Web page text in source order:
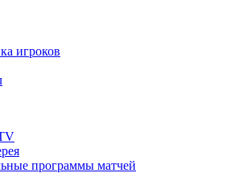
игроков
программы матчей